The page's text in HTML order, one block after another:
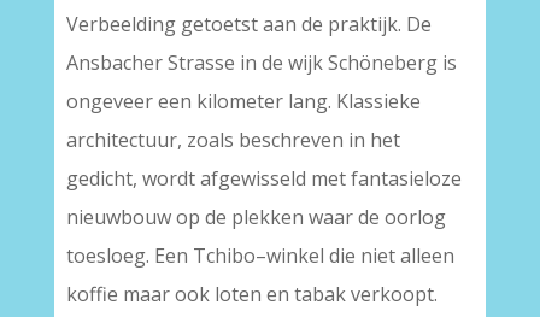
Verbeelding getoetst aan de praktijk. De
Ansbacher Strasse in de wijk Schöneberg is
ongeveer een kilometer lang. Klassieke
architectuur, zoals beschreven in het
gedicht, wordt afgewisseld met fantasieloze
nieuwbouw op de plekken waar de oorlog
toesloeg. Een Tchibo–winkel die niet alleen
koffie maar ook loten en tabak verkoopt.